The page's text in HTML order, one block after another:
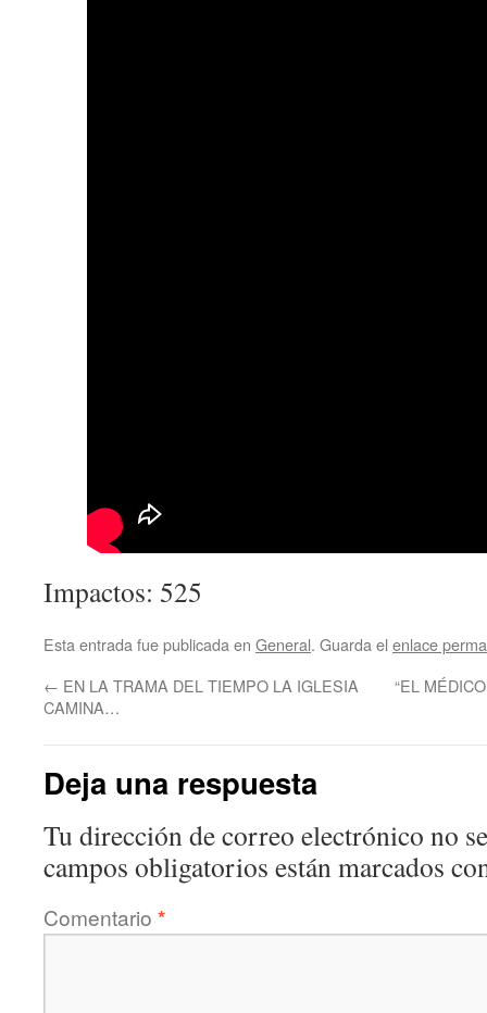
Impactos: 525
Esta entrada fue publicada en General. Guarda el enlace
← EN LA TRAMA DEL TIEMPO LA IGLESIA
CAMINA…
“EL
Deja una respuesta
Tu dirección de correo electrónico no
campos obligatorios están marcados
Comentario *